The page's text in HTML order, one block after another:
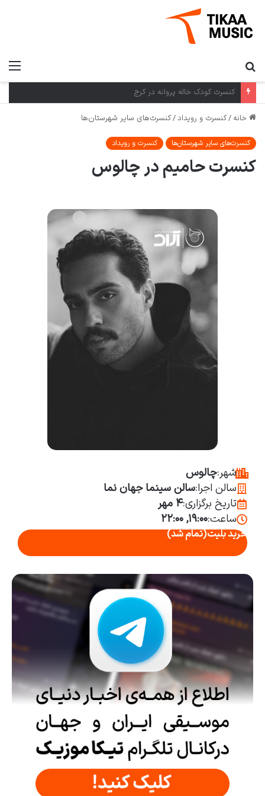
کنسرت کرمان گروه بومی در کرمان
خانه /کنسرت و رویداد/کنسرت‌های سایر شهرستان‌ها
کنسرت‌های سایر شهرستان‌ها کنسرت و رویداد
کنسرت حامیم در چالوس
شهر:چالوس
سالن اجرا:سالن سینما جهان نما
تاریخ برگزاری:۴ مهر
ساعت:۱۹:۰۰, ۲۲:۰۰
خرید بلیت(تمام شد)